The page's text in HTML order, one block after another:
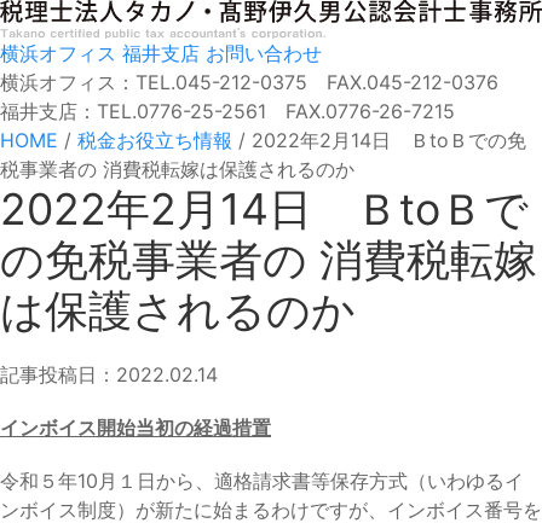
横浜オフィス 福井支店 お問い合わせ
横浜オフィス：TEL.045-212-0375 FAX.045-212-0376
福井支店：TEL.0776-25-2561 FAX.0776-26-7215
HOME / 税金お役立ち情報 / 2022年2月14日 ＢtoＢでの免
税事業者の 消費税転嫁は保護されるのか
2022年2月14日 ＢtoＢで
の免税事業者の 消費税転嫁
は保護されるのか
記事投稿日：2022.02.14
インボイス開始当初の経過措置
令和５年10月１日から、適格請求書等保存方式（いわゆるイ
ンボイス制度）が新たに始まるわけですが、インボイス番号を